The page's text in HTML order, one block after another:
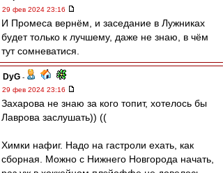
29 фев 2024 23:16
И Промеса вернём, и заседание в Лужниках
будет только к лучшему, даже не знаю, в чём
тут сомневатися.
DyG -
29 фев 2024 23:16
Захарова не знаю за кого топит, хотелось бы
Лаврова заслушать)) ((
Химки нафиг. Надо на гастроли ехать, как
сборная. Можно с Нижнего Новгорода начать,